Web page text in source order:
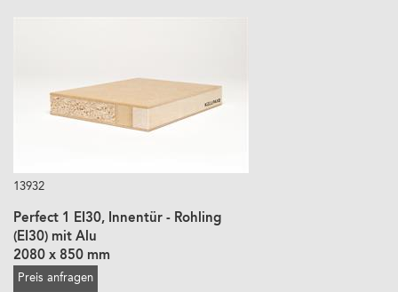
13932
Perfect 1 EI30, Innentür - Rohling
(EI30) mit Alu
2080 x 850 mm
Preis anfragen